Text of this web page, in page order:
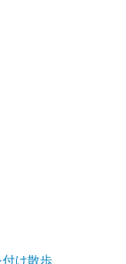
付け散歩